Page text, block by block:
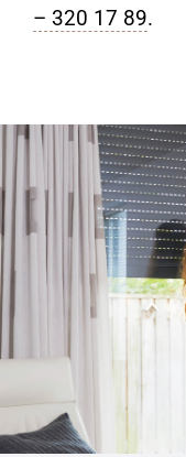
– 320 17 89.